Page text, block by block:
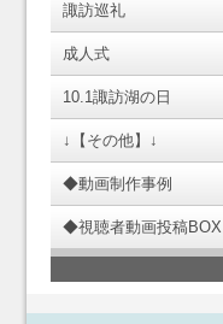
諏訪巡礼
成人式
10.1諏訪湖の日
↓【その他】↓
◆動画制作事例
◆視聴者動画投稿BOX